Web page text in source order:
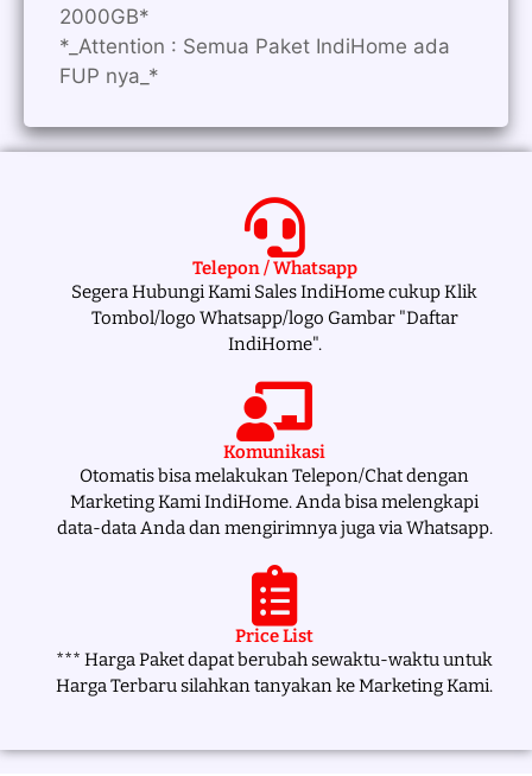
2000GB*
*_Attention : Semua Paket IndiHome ada
FUP nya_*
Telepon / Whatsapp
Segera Hubungi Kami Sales IndiHome cukup Klik
Tombol/logo Whatsapp/logo Gambar "Daftar
IndiHome".
Komunikasi
Otomatis bisa melakukan Telepon/Chat dengan
Marketing Kami IndiHome. Anda bisa melengkapi
data-data Anda dan mengirimnya juga via Whatsapp.
Price List
*** Harga Paket dapat berubah sewaktu-waktu untuk
Harga Terbaru silahkan tanyakan ke Marketing Kami.